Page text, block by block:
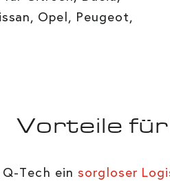
Opel, Peugeot,
Vorteile für
Tech ein sorgloser